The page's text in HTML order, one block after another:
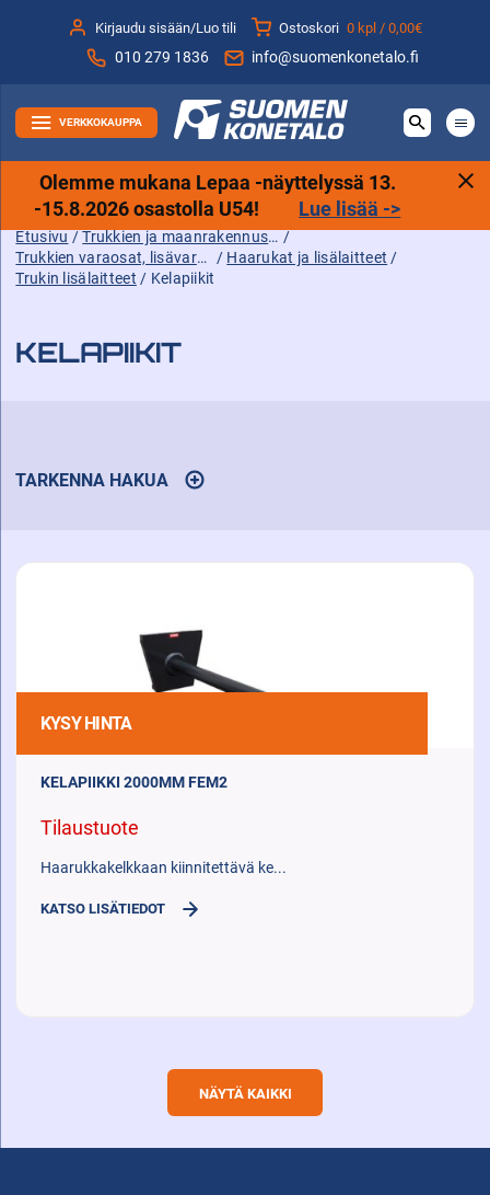
sisältöön
Kirjaudu sisään/Luo tili Ostoskori 0 kpl /0,00€
010 279 1836 info@suomenkonetalo.fi
VERKKOKAUPPA
Olemme mukana Lepaa -näyttelyssä 13.
-15.8.2026 osastolla U54! Lue lisää ->
Etusivu / Trukkien ja maanrakennuskoneiden tarvikkeet sekä varaosat ja lisävarusteet /
Trukkien varaosat, lisävarusteet ja tarvikkeet / Haarukat ja lisälaitteet /
Trukin lisälaitteet / Kelapiikit
KELAPIIKIT
TARKENNA HAKUA
AVAA
KYSY HINTA
KELAPIIKKI 2000MM FEM2
Tilaustuote
Haarukkakelkkaan kiinnitettävä ke...
KATSO LISÄTIEDOT
NÄYTÄ KAIKKI